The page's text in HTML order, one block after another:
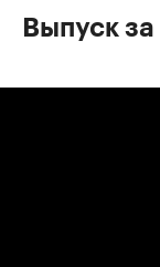
Выпуск